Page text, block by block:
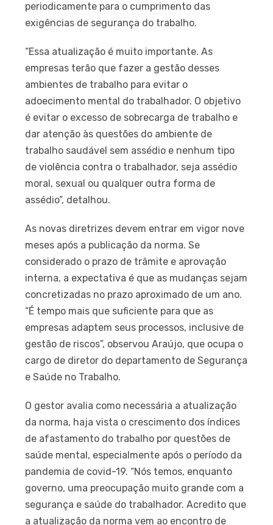
periodicamente para o cumprimento das
exigências de segurança do trabalho.
“Essa atualização é muito importante. As
empresas terão que fazer a gestão desses
ambientes de trabalho para evitar o
adoecimento mental do trabalhador. O objetivo
é evitar o excesso de sobrecarga de trabalho e
dar atenção às questões do ambiente de
trabalho saudável sem assédio e nenhum tipo
de violência contra o trabalhador, seja assédio
moral, sexual ou qualquer outra forma de
assédio”, detalhou.
As novas diretrizes devem entrar em vigor nove
meses após a publicação da norma. Se
considerado o prazo de trâmite e aprovação
interna, a expectativa é que as mudanças sejam
concretizadas no prazo aproximado de um ano.
“É tempo mais que suficiente para que as
empresas adaptem seus processos, inclusive de
gestão de riscos”, observou Araújo, que ocupa o
cargo de diretor do departamento de Segurança
e Saúde no Trabalho.
O gestor avalia como necessária a atualização
da norma, haja vista o crescimento dos índices
de afastamento do trabalho por questões de
saúde mental, especialmente após o período da
pandemia de covid-19. “Nós temos, enquanto
governo, uma preocupação muito grande com a
segurança e saúde do trabalhador. Acredito que
a atualização da norma vem ao encontro de